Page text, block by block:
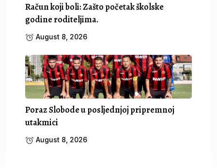
Račun koji boli: Zašto početak školske
godine roditeljima.
August 8, 2026
Poraz Slobode u posljednjoj pripremnoj
utakmici
August 8, 2026